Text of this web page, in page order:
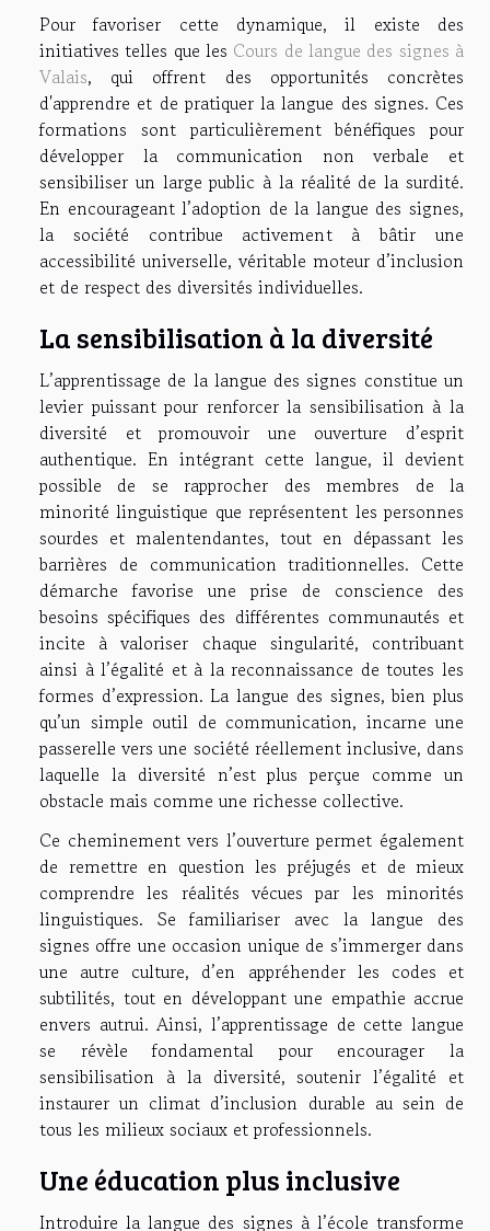
Pour favoriser cette dynamique, il existe des
initiatives telles que les Cours de langue des signes à
Valais, qui offrent des opportunités concrètes
d'apprendre et de pratiquer la langue des signes. Ces
formations sont particulièrement bénéfiques pour
développer la communication non verbale et
sensibiliser un large public à la réalité de la surdité.
En encourageant l’adoption de la langue des signes,
la société contribue activement à bâtir une
accessibilité universelle, véritable moteur d’inclusion
et de respect des diversités individuelles.
La sensibilisation à la diversité
L’apprentissage de la langue des signes constitue un
levier puissant pour renforcer la sensibilisation à la
diversité et promouvoir une ouverture d’esprit
authentique. En intégrant cette langue, il devient
possible de se rapprocher des membres de la
minorité linguistique que représentent les personnes
sourdes et malentendantes, tout en dépassant les
barrières de communication traditionnelles. Cette
démarche favorise une prise de conscience des
besoins spécifiques des différentes communautés et
incite à valoriser chaque singularité, contribuant
ainsi à l’égalité et à la reconnaissance de toutes les
formes d’expression. La langue des signes, bien plus
qu’un simple outil de communication, incarne une
passerelle vers une société réellement inclusive, dans
laquelle la diversité n’est plus perçue comme un
obstacle mais comme une richesse collective.
Ce cheminement vers l’ouverture permet également
de remettre en question les préjugés et de mieux
comprendre les réalités vécues par les minorités
linguistiques. Se familiariser avec la langue des
signes offre une occasion unique de s’immerger dans
une autre culture, d’en appréhender les codes et
subtilités, tout en développant une empathie accrue
envers autrui. Ainsi, l’apprentissage de cette langue
se révèle fondamental pour encourager la
sensibilisation à la diversité, soutenir l’égalité et
instaurer un climat d’inclusion durable au sein de
tous les milieux sociaux et professionnels.
Une éducation plus inclusive
Introduire la langue des signes à l’école transforme